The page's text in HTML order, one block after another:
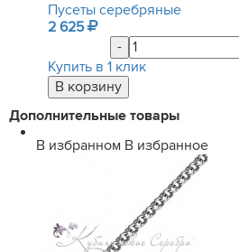
Пусеты серебряные
2 625
-
Купить в 1 клик
Дополнительные товары
В избранном В избранное